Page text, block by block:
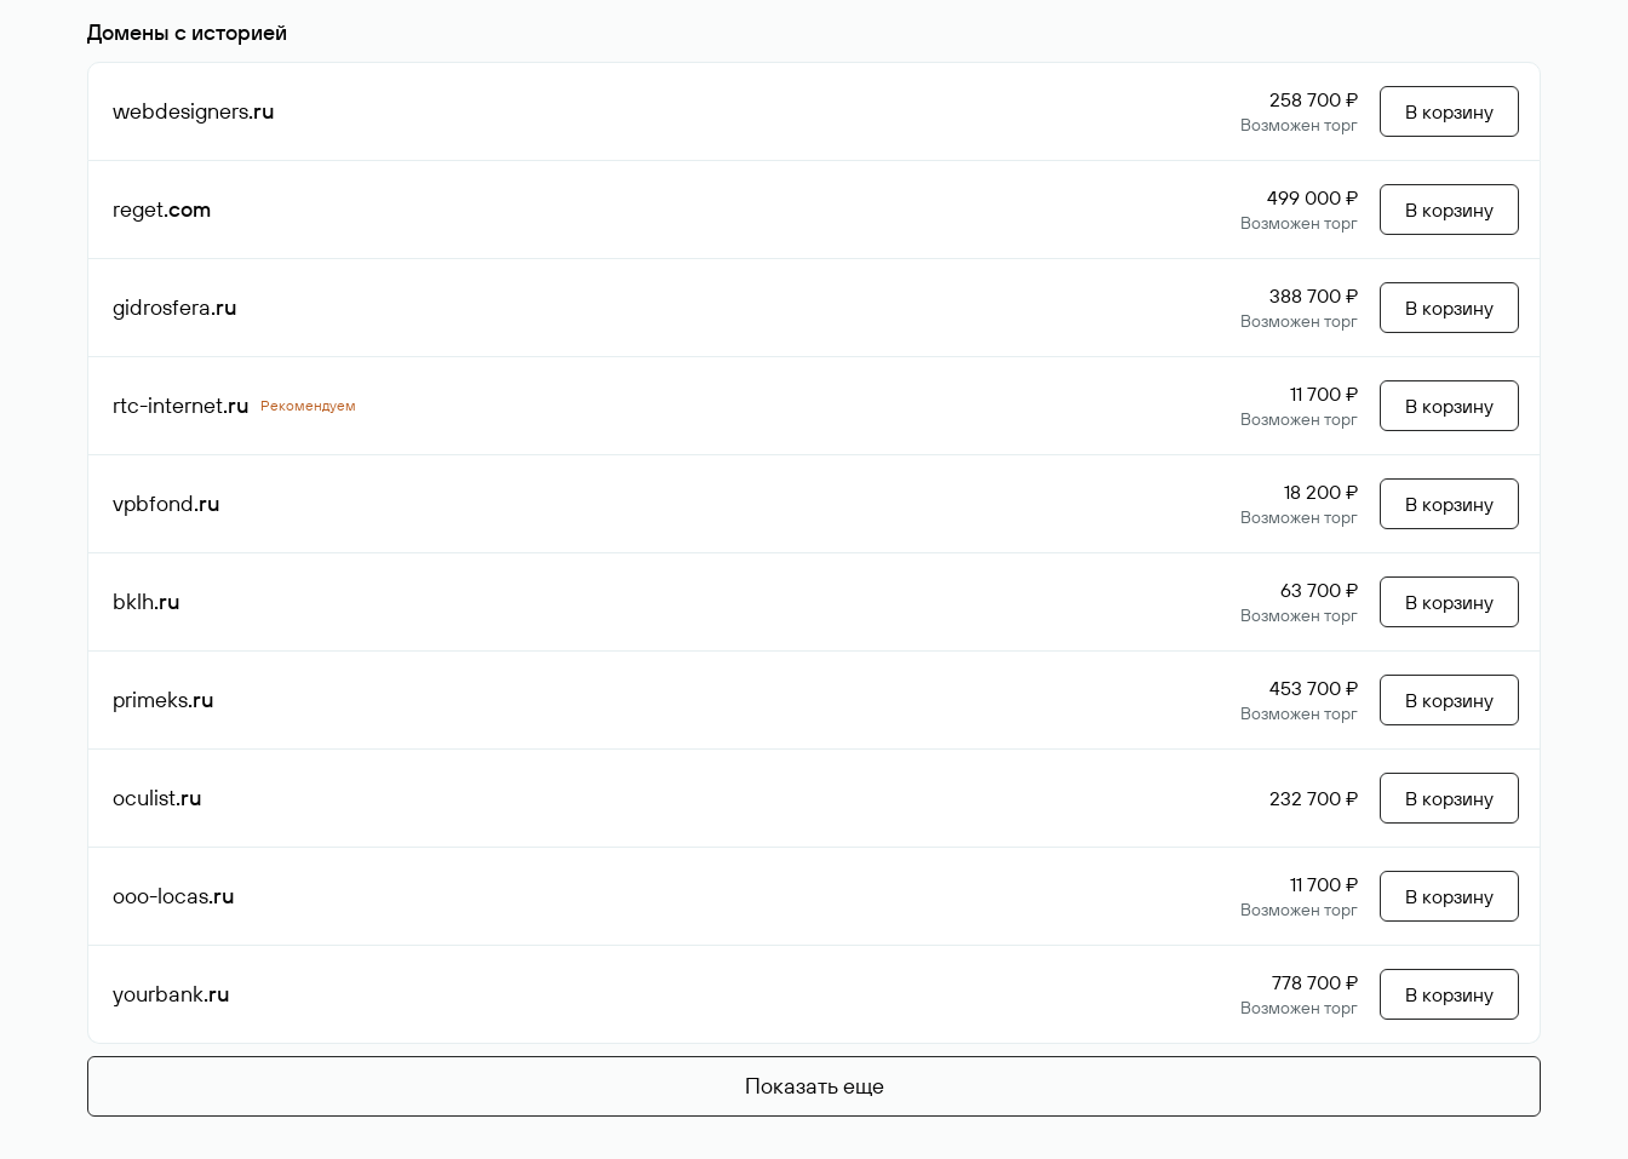
Домены с историей
webdesigners.ru 258 700 ₽
Возможен торг
В корзину
reget.com 499 000 ₽
Возможен торг
В корзину
gidrosfera.ru 388 700 ₽
Возможен торг
В корзину
rtc-internet.ru Рекомендуем 11 700 ₽
Возможен торг
В корзину
vpbfond.ru 18 200 ₽
Возможен торг
В корзину
bklh.ru 63 700 ₽
Возможен торг
В корзину
primeks.ru 453 700 ₽
Возможен торг
В корзину
oculist.ru 232 700 ₽ В корзину
ooo-locas.ru 11 700 ₽
Возможен торг
В корзину
yourbank.ru 778 700 ₽
Возможен торг
В корзину
Показать еще